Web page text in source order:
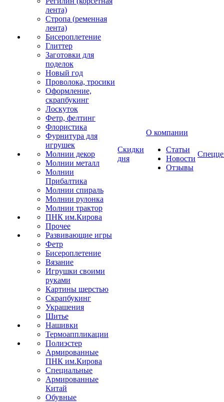
лента)
Стропа (ременная
лента)
Бисероплетение
Глиттер
Заготовки для
поделок
Новый год
Проволока, тросики
Оформление,
скрапбукинг
Лоскуток
Фетр, фелтинг
Флористика
Фурнитура для
игрушек
Молнии декор
Молнии металл
Молнии
Прибалтика
Молнии спираль
Молнии рулонка
Молнии трактор
ПНК им.Кирова
Прочее
Развивающие игры
Фетр
Бисероплетение
Вязание
Игрушки своими
руками
Картины шерстью
Скрапбукинг
Украшения
Шитье
Нашивки
Термоаппликации
Полиэстер
Армированные
ПНК им.Кирова
Специальные
Армированные
Китай
Обувные
Скидки
дня
О компании
Статьи
Новости
Отзывы